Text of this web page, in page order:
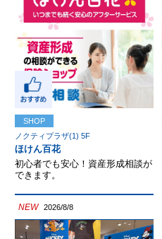
SHOP
ノクティプラザ(1) 5F
ほけん百花
初心者でも安心！資産形成相談が
できます。
NEW 2026/8/8